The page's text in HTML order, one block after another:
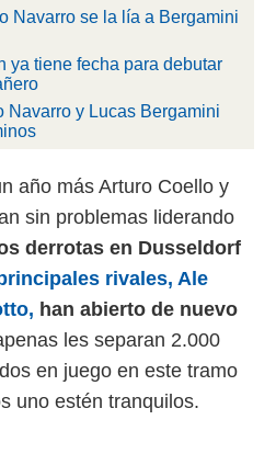
Navarro se la lía a Bergamini
ya tiene fecha para debutar
Navarro y Lucas Bergamini
año más Arturo Coello y
sin problemas liderando
derrotas en Dusseldorf
rivales, Ale
han abierto de nuevo
les separan 2.000
en juego en este tramo
uno estén tranquilos.